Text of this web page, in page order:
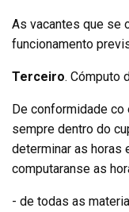
As vacantes que se
funcionamento
Terceiro. Cómputo
De conformidade co
sempre dentro do
determinar as horas
computaranse as
- de todas as